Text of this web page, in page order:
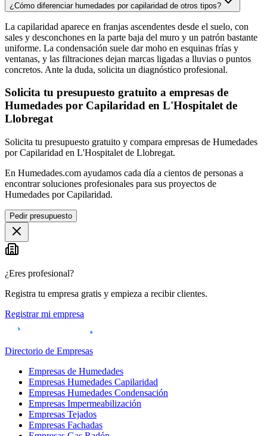
¿Cómo diferenciar humedades por capilaridad de otros tipos?
La capilaridad aparece en franjas ascendentes desde el suelo, con
sales y desconchones en la parte baja del muro y un patrón bastante
uniforme. La condensación suele dar moho en esquinas frías y
ventanas, y las filtraciones dejan marcas ligadas a lluvias o puntos
concretos. Ante la duda, solicita un diagnóstico profesional.
Solicita tu presupuesto gratuito a empresas de
Humedades por Capilaridad en L'Hospitalet de
Llobregat
Solicita tu presupuesto gratuito y compara empresas de Humedades
por Capilaridad en L'Hospitalet de Llobregat.
En Humedades.com ayudamos cada día a cientos de personas a
encontrar soluciones profesionales para sus proyectos de
Humedades por Capilaridad.
Pedir presupuesto
¿Eres profesional?
Registra tu empresa gratis y empieza a recibir clientes.
Registrar mi empresa
Directorio de Empresas
Empresas de Humedades
Empresas Humedades Capilaridad
Empresas Humedades Condensación
Empresas Impermeabilización
Empresas Tejados
Empresas Fachadas